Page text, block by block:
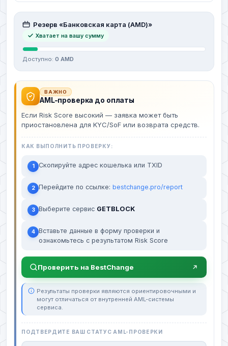
Резерв «Банковская карта (AMD)»
Хватает на вашу сумму
Доступно: 0 AMD
ВАЖНО
AML-проверка до оплаты
Если Risk Score высокий — заявка может быть
приостановлена для KYC/SoF или возврата средств.
КАК ВЫПОЛНИТЬ ПРОВЕРКУ:
1 Скопируйте адрес кошелька или TXID
2 Перейдите по ссылке: bestchange.pro/report
3 Выберите сервис GETBLOCK
4 Вставьте данные в форму проверки и
ознакомьтесь с результатом Risk Score
Проверить на BestChange
Результаты проверки являются ориентировочными и
могут отличаться от внутренней AML-системы
сервиса.
ПОДТВЕРДИТЕ ВАШ СТАТУС AML-ПРОВЕРКИ